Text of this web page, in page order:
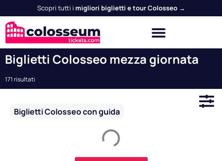
Scopri tutti i migliori biglietti e tour Colosseo →
Biglietti Colosseo mezza giornata
171 risultati
Biglietti Colosseo con guida